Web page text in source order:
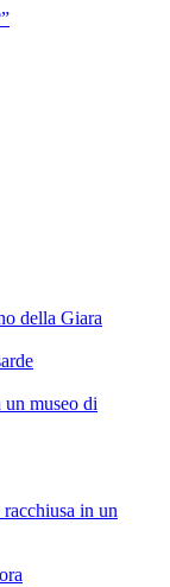
della Giara
un museo di
in un